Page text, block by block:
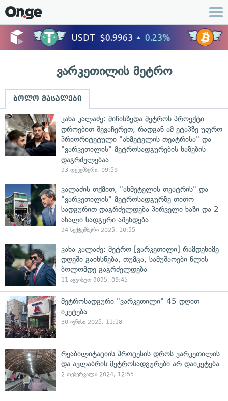
ვარკეთილის მეტრო
ბოლო მასალები
კახა კალაძე: მიწისზედა მეტროს პროექტი
დროებით შევაჩერეთ, რადგან ამ ეტაპზე უფრო
პრიორიტეტული "ახმეტელის თეატრისა" და
"ვარკეთილის" მეტროსადგურების ხაზების
დაგრძელებაა
23 დეკემბერი, 09:59
კალაძის თქმით, "ახმეტელის თეატრის" და
"ვარკეთილის" მეტროსადგურზე თითო
სადგურით დაგრძელდება პირველი ხაზი და 2
ახალი სადგური აშენდება
24 სექტემბერი 2025, 10:55
კახა კალაძე: მეტრო [ვარკეთილი] რამდენიმე
დღეში გაიხსნება, თუმცა, სამუშაოები წლის
ბოლომდე გაგრძელდება
11 აგვისტო 2025, 09:45
მეტროსადგური "ვარკეთილი" 45 დღით
იკეტება
30 ივნისი 2025, 11:18
რეაბილიტაციის პროცესის დროს ვარკეთილის
და ავლაბრის მეტროსადგურები არ დაიკეტება
2 თებერვალი 2024, 12:55